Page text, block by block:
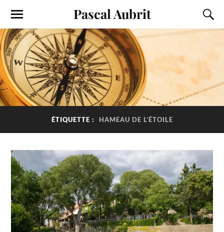
Pascal Aubrit
ÉTIQUETTE : HAMEAU DE L’ÉTOILE